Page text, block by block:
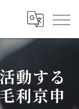
動する
利京申